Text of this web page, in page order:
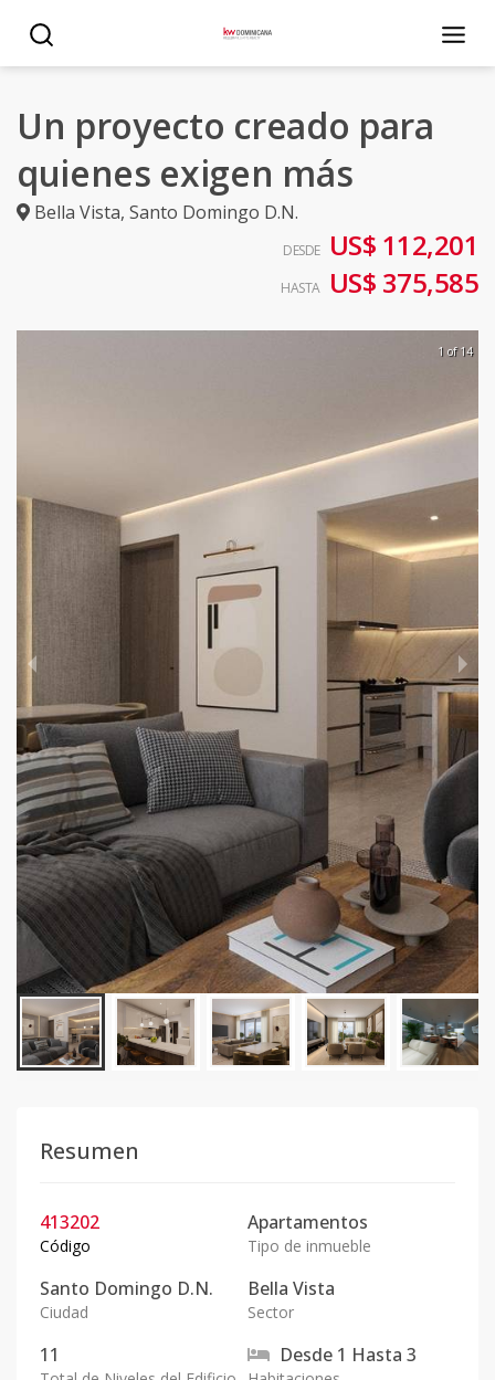
Un proyecto creado para
quienes exigen más
Bella Vista, Santo Domingo D.N.
DESDE US$ 112,201
HASTA US$ 375,585
1 of 14
Resumen
413202
Código
Apartamentos
Tipo de inmueble
Santo Domingo D.N.
Ciudad
Bella Vista
Sector
11 Desde 1 Hasta 3